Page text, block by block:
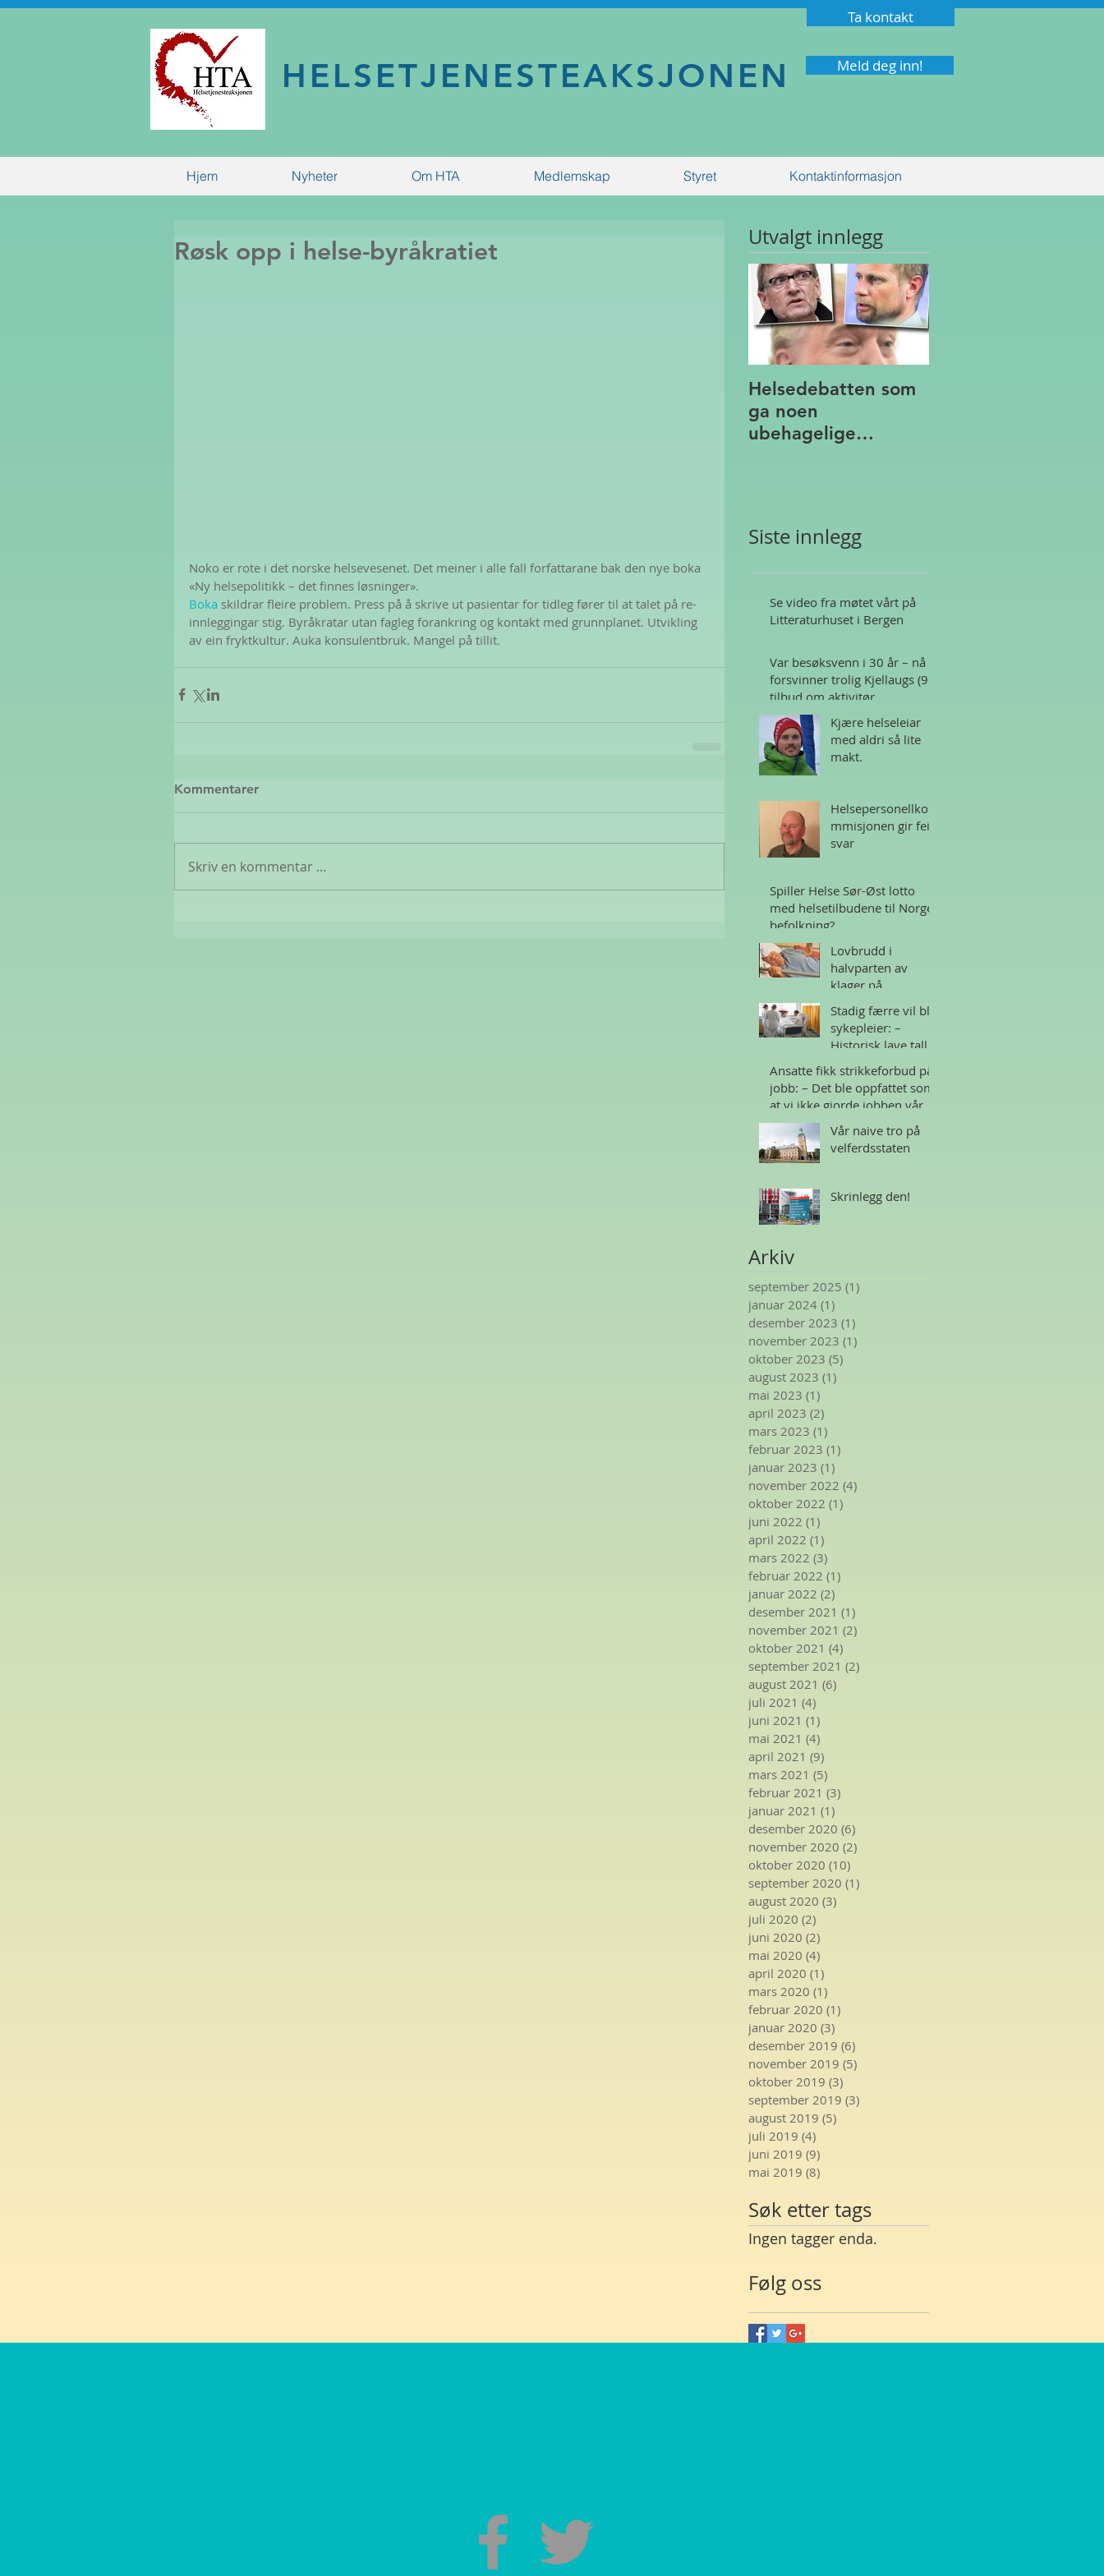
Ta kontakt
Meld deg inn!
HELSETJENESTEAKSJONEN
Hjem Nyheter Om HTA Medlemskap Styret Kontaktinformasjon
Røsk opp i helse-byråkratiet
Noko er rote i det norske helsevesenet. Det meiner i alle fall forfattarane bak den nye boka
«Ny helsepolitikk – det finnes løsninger».
Boka skildrar fleire problem. Press på å skrive ut pasientar for tidleg fører til at talet på re-
innleggingar stig. Byråkratar utan fagleg forankring og kontakt med grunnplanet. Utvikling
av ein fryktkultur. Auka konsulentbruk. Mangel på tillit.
Kommentarer
Skriv en kommentar …
Utvalgt innlegg
Helsedebatten som
ga noen
ubehagelige
Siste innlegg
Se video fra møtet vårt på
Litteraturhuset i Bergen
Var besøksvenn i 30 år – nå
forsvinner trolig Kjellaugs (95)
tilbud om aktivitør
Kjære helseleiar
med aldri så lite
makt.
Helsepersonellko
mmisjonen gir feil
svar
Spiller Helse Sør-Øst lotto
med helsetilbudene til Norges
befolkning?
Lovbrudd i
halvparten av
klager på
Stadig færre vil bli
sykepleier: –
Historisk lave tall
Ansatte fikk strikkeforbud på
jobb: – Det ble oppfattet som
at vi ikke gjorde jobben vår
Vår naive tro på
velferdsstaten
Skrinlegg den!
Arkiv
september 2025 (1)
januar 2024 (1)
desember 2023 (1)
november 2023 (1)
oktober 2023 (5)
august 2023 (1)
mai 2023 (1)
april 2023 (2)
mars 2023 (1)
februar 2023 (1)
januar 2023 (1)
november 2022 (4)
oktober 2022 (1)
juni 2022 (1)
april 2022 (1)
mars 2022 (3)
februar 2022 (1)
januar 2022 (2)
desember 2021 (1)
november 2021 (2)
oktober 2021 (4)
september 2021 (2)
august 2021 (6)
juli 2021 (4)
juni 2021 (1)
mai 2021 (4)
april 2021 (9)
mars 2021 (5)
februar 2021 (3)
januar 2021 (1)
desember 2020 (6)
november 2020 (2)
oktober 2020 (10)
september 2020 (1)
august 2020 (3)
juli 2020 (2)
juni 2020 (2)
mai 2020 (4)
april 2020 (1)
mars 2020 (1)
februar 2020 (1)
januar 2020 (3)
desember 2019 (6)
november 2019 (5)
oktober 2019 (3)
september 2019 (3)
august 2019 (5)
juli 2019 (4)
juni 2019 (9)
mai 2019 (8)
Søk etter tags
Ingen tagger enda.
Følg oss